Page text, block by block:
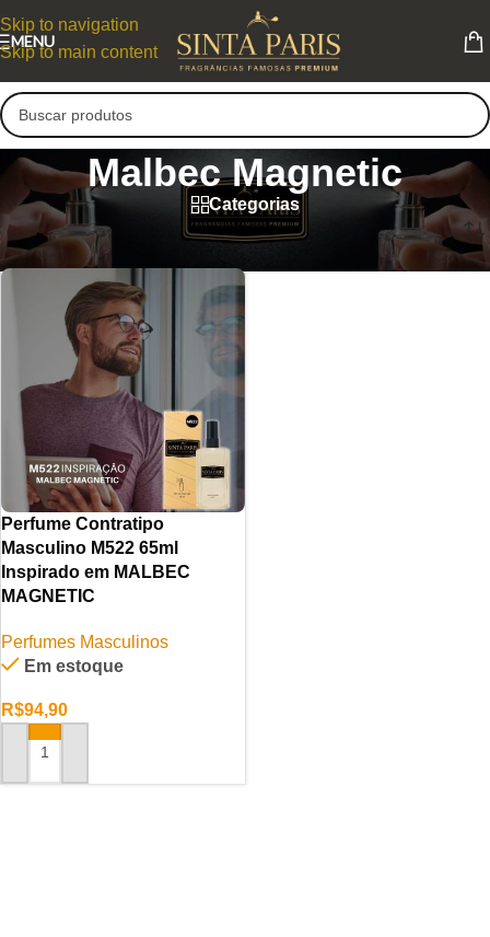
Skip to navigation
Skip to main content
MENU
Malbec Magnetic
Categorias
Malbec Magnetic
Perfume Contratipo
Masculino M522 65ml
Inspirado em MALBEC
MAGNETIC
Perfumes Masculinos
Em estoque
R$94,90
ADICIONAR AO CARRINHO